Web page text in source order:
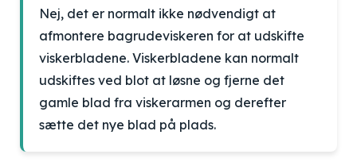
Nej, det er normalt ikke nødvendigt at
afmontere bagrudeviskeren for at udskifte
viskerbladene. Viskerbladene kan normalt
udskiftes ved blot at løsne og fjerne det
gamle blad fra viskerarmen og derefter
sætte det nye blad på plads.